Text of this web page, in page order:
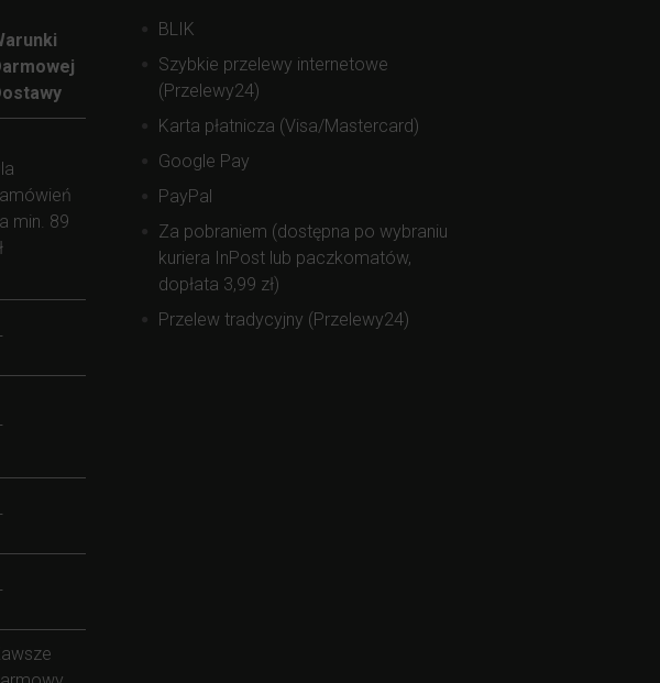
min. 89
BLIK
Szybkie przelewy internetowe
(Przelewy24)
Karta płatnicza (Visa/Mastercard)
Google Pay
PayPal
Za pobraniem (dostępna po wybraniu
kuriera InPost lub paczkomatów,
dopłata 3,99 zł)
Przelew tradycyjny (Przelewy24)